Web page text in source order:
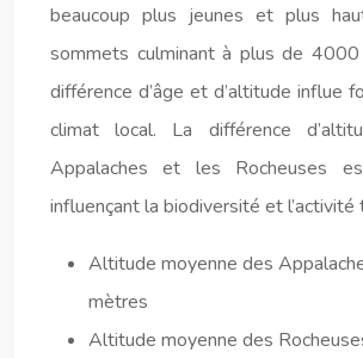
beaucoup plus jeunes et plus
sommets culminant à plus de
différence d’âge et d’altitude influe
climat local. La différence
Appalaches et les Rocheuses
influençant la biodiversité et l’activité
Altitude moyenne des
mètres
Altitude moyenne des